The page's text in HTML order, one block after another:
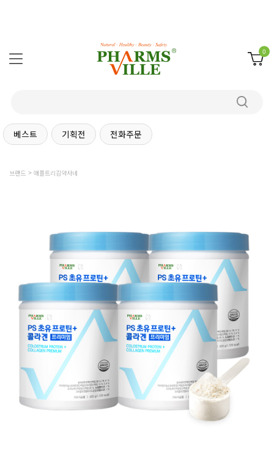
0
베스트 기획전 전화주문
브랜드 애플트리김약사네